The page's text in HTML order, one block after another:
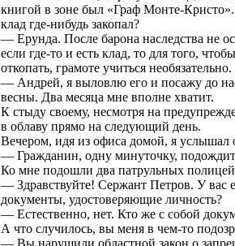
книгой в зоне был «Граф Монте-
клад где-нибудь закопал?
— Ерунда. После барона наследства не
если где-то и есть клад, то для того,
откопать, грамоте учиться необязательно.
— Андрей, я выловлю его и посажу до
весны. Два месяца мне вполне хватит.
К стыду своему, несмотря на
в облаву прямо на следующий день.
Вечером, идя из офиса домой, я услышал
— Гражданин, одну минуточку,
Ко мне подошли два патрульных
— Здравствуйте! Сержант Петров. У вас
документы, удостоверяющие личность?
— Естественно, нет. Кто же с собой
А что случилось, вы меня в чем-то
— Вы нарушили областной закон о